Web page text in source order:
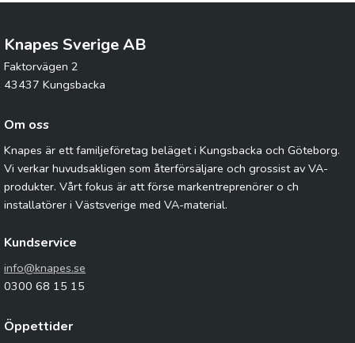
Knapes Sverige AB
Faktorvägen 2
43437 Kungsbacka
Om oss
Knapes är ett familjeföretag beläget i Kungsbacka och Göteborg.
Vi verkar huvudsakligen som återförsäljare och grossist av VA-
produkter. Vårt fokus är att förse markentreprenörer o ch
installatörer i Västsverige med VA-material.
Kundservice
info@knapes.se
0300 68 15 15
Öppettider